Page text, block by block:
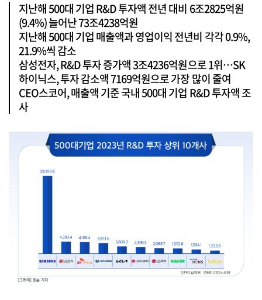
지난해 500대 기업 R&D 투자액 전년 대비 6조2825억원
(9.4%) 늘어난 73조4238억원
지난해 500대 기업 매출액과 영업이익 전년비 각각 0.9%,
21.9%씩 감소
삼성전자, R&D 투자 증가액 3조4236억원으로 1위…SK
하이닉스, 투자 감소액 7169억원으로 가장 많이 줄여
CEO스코어, 매출액 기준 국내 500대 기업 R&D 투자액 조
사